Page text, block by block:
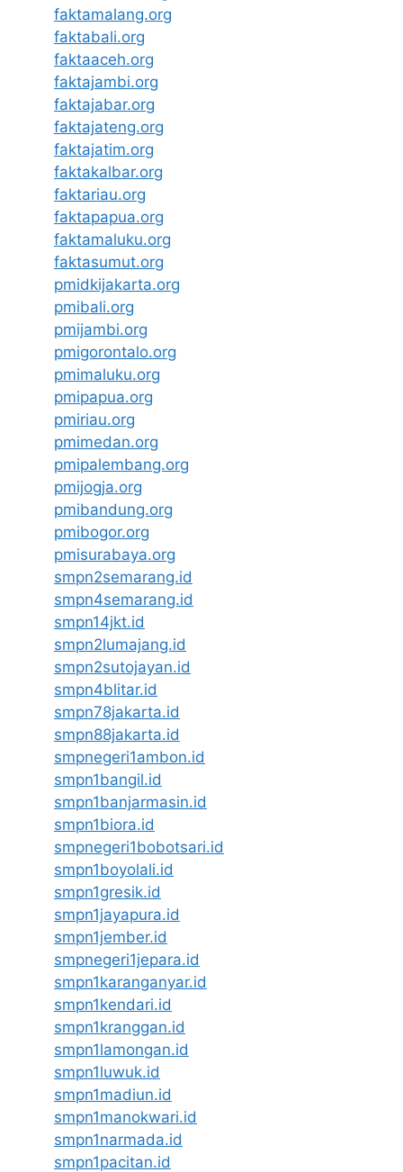
faktamalang.org
faktabali.org
faktaaceh.org
faktajambi.org
faktajabar.org
faktajateng.org
faktajatim.org
faktakalbar.org
faktariau.org
faktapapua.org
faktamaluku.org
faktasumut.org
pmidkijakarta.org
pmibali.org
pmijambi.org
pmigorontalo.org
pmimaluku.org
pmipapua.org
pmiriau.org
pmimedan.org
pmipalembang.org
pmijogja.org
pmibandung.org
pmibogor.org
pmisurabaya.org
smpn2semarang.id
smpn4semarang.id
smpn14jkt.id
smpn2lumajang.id
smpn2sutojayan.id
smpn4blitar.id
smpn78jakarta.id
smpn88jakarta.id
smpnegeri1ambon.id
smpn1bangil.id
smpn1banjarmasin.id
smpn1biora.id
smpnegeri1bobotsari.id
smpn1boyolali.id
smpn1gresik.id
smpn1jayapura.id
smpn1jember.id
smpnegeri1jepara.id
smpn1karanganyar.id
smpn1kendari.id
smpn1kranggan.id
smpn1lamongan.id
smpn1luwuk.id
smpn1madiun.id
smpn1manokwari.id
smpn1narmada.id
smpn1pacitan.id